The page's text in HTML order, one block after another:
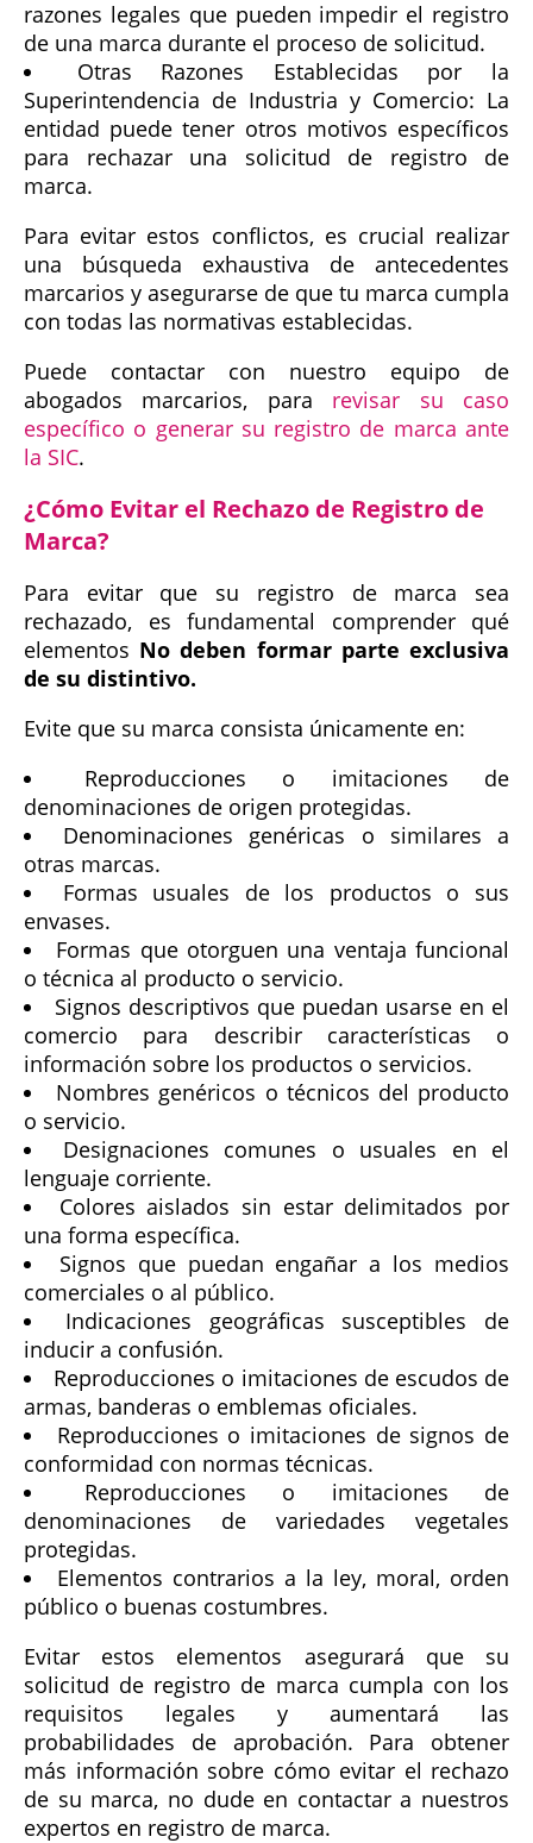
razones legales que pueden impedir el registro
de una marca durante el proceso de solicitud.
Otras Razones Establecidas por la
Superintendencia de Industria y Comercio: La
entidad puede tener otros motivos específicos
para rechazar una solicitud de registro de
marca.
Para evitar estos conflictos, es crucial realizar
una búsqueda exhaustiva de antecedentes
marcarios y asegurarse de que tu marca cumpla
con todas las normativas establecidas.
Puede contactar con nuestro equipo de
abogados marcarios, para revisar su caso
específico o generar su registro de marca ante
la SIC.
¿Cómo Evitar el Rechazo de Registro de
Marca?
Para evitar que su registro de marca sea
rechazado, es fundamental comprender qué
elementos No deben formar parte exclusiva
de su distintivo.
Evite que su marca consista únicamente en:
Reproducciones o imitaciones de
denominaciones de origen protegidas.
Denominaciones genéricas o similares a
otras marcas.
Formas usuales de los productos o sus
envases.
Formas que otorguen una ventaja funcional
o técnica al producto o servicio.
Signos descriptivos que puedan usarse en el
comercio para describir características o
información sobre los productos o servicios.
Nombres genéricos o técnicos del producto
o servicio.
Designaciones comunes o usuales en el
lenguaje corriente.
Colores aislados sin estar delimitados por
una forma específica.
Signos que puedan engañar a los medios
comerciales o al público.
Indicaciones geográficas susceptibles de
inducir a confusión.
Reproducciones o imitaciones de escudos de
armas, banderas o emblemas oficiales.
Reproducciones o imitaciones de signos de
conformidad con normas técnicas.
Reproducciones o imitaciones de
denominaciones de variedades vegetales
protegidas.
Elementos contrarios a la ley, moral, orden
público o buenas costumbres.
Evitar estos elementos asegurará que su
solicitud de registro de marca cumpla con los
requisitos legales y aumentará las
probabilidades de aprobación. Para obtener
más información sobre cómo evitar el rechazo
de su marca, no dude en contactar a nuestros
expertos en registro de marca.